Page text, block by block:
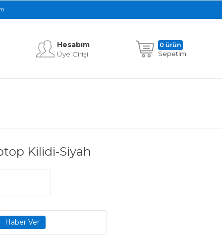
Hesabım
Üye Girişi
Sepetim
0 ürün
Kilidi-Siyah